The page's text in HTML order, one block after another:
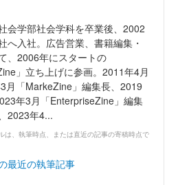
会学部社会学科を卒業後、2002
へ入社。広告営業、書籍編集・
、2006年にスタートの
」立ち上げに参画。2011年4月
月「MarkeZine」編集長、2019
年3月「EnterpriseZine」編集
2023年4...
は、執筆時点、または直近の記事の寄稿時点で
最近の執筆記事